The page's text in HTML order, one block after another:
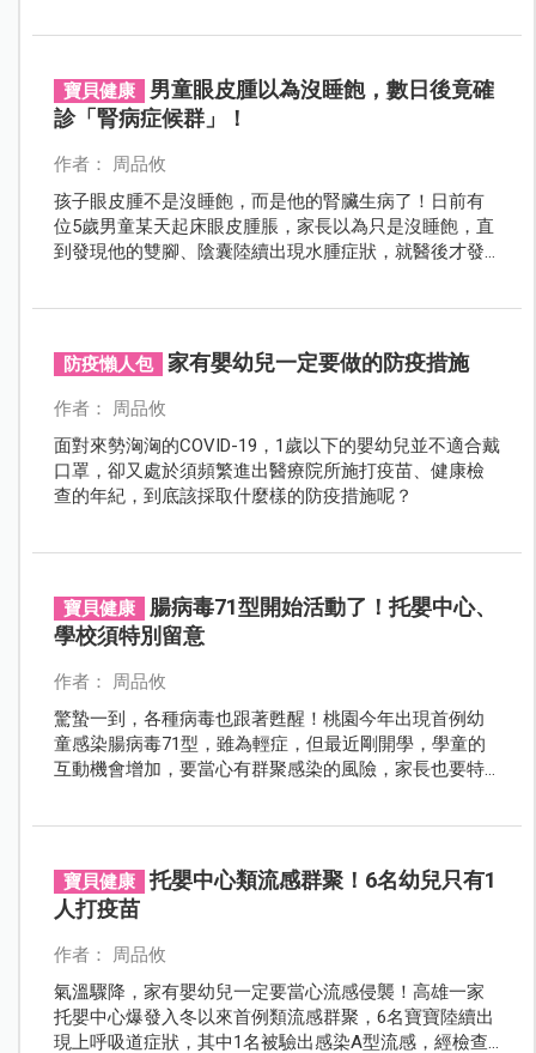
寶貝健康
男童眼皮腫以為沒睡飽，數日後竟確
診「腎病症候群」！
作者： 周品攸
孩子眼皮腫不是沒睡飽，而是他的腎臟生病了！日前有
位5歲男童某天起床眼皮腫脹，家長以為只是沒睡飽，直
到發現他的雙腳、陰囊陸續出現水腫症狀，就醫後才發
防疫懶人包 家有嬰幼兒一定要做的防疫措施
作者： 周品攸
面對來勢洶洶的COVID-19，1歲以下的嬰幼兒並不適合戴
口罩，卻又處於須頻繁進出醫療院所施打疫苗、健康檢
查的年紀，到底該採取什麼樣的防疫措施呢？
寶貝健康
腸病毒71型開始活動了！托嬰中心、
學校須特別留意
作者： 周品攸
驚蟄一到，各種病毒也跟著甦醒！桃園今年出現首例幼
童感染腸病毒71型，雖為輕症，但最近剛開學，學童的
互動機會增加，要當心有群聚感染的風險，家長也要特
寶貝健康
托嬰中心類流感群聚！6名幼兒只有1
人打疫苗
作者： 周品攸
氣溫驟降，家有嬰幼兒一定要當心流感侵襲！高雄一家
托嬰中心爆發入冬以來首例類流感群聚，6名寶寶陸續出
現上呼吸道症狀，其中1名被驗出感染A型流感，經檢查